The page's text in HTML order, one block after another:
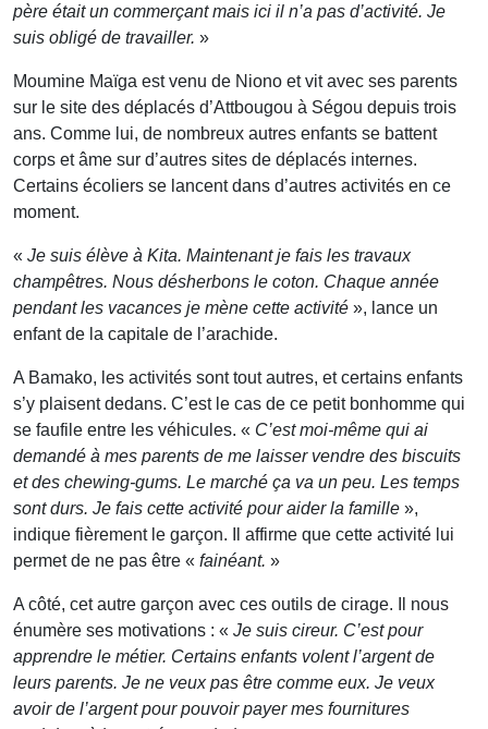
père était un commerçant mais ici il n’a pas d’activité. Je
suis obligé de travailler. »
Moumine Maïga est venu de Niono et vit avec ses parents
sur le site des déplacés d’Attbougou à Ségou depuis trois
ans. Comme lui, de nombreux autres enfants se battent
corps et âme sur d’autres sites de déplacés internes.
Certains écoliers se lancent dans d’autres activités en ce
moment.
« Je suis élève à Kita. Maintenant je fais les travaux
champêtres. Nous désherbons le coton. Chaque année
pendant les vacances je mène cette activité », lance un
enfant de la capitale de l’arachide.
A Bamako, les activités sont tout autres, et certains enfants
s’y plaisent dedans. C’est le cas de ce petit bonhomme qui
se faufile entre les véhicules. « C’est moi-même qui ai
demandé à mes parents de me laisser vendre des biscuits
et des chewing-gums. Le marché ça va un peu. Les temps
sont durs. Je fais cette activité pour aider la famille »,
indique fièrement le garçon. Il affirme que cette activité lui
permet de ne pas être « fainéant. »
A côté, cet autre garçon avec ces outils de cirage. Il nous
énumère ses motivations : « Je suis cireur. C’est pour
apprendre le métier. Certains enfants volent l’argent de
leurs parents. Je ne veux pas être comme eux. Je veux
avoir de l’argent pour pouvoir payer mes fournitures